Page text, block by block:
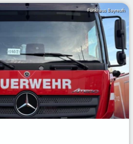
Funkhaus Bayreuth